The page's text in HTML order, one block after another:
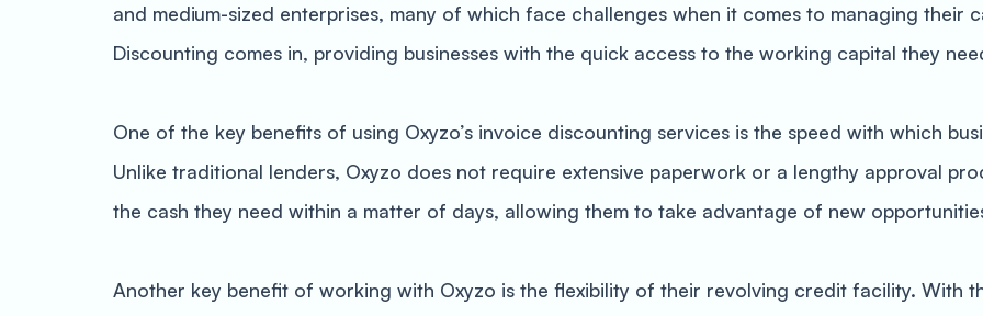
and medium-sized enterprises, many of which face challenges when it comes to managing their
Discounting comes in, providing businesses with the quick access to the working capital they
One of the key benefits of using Oxyzo’s invoice discounting services is the speed with which
Unlike traditional lenders, Oxyzo does not require extensive paperwork or a lengthy approval
the cash they need within a matter of days, allowing them to take advantage of new
Another key benefit of working with Oxyzo is the flexibility of their revolving credit facility. With